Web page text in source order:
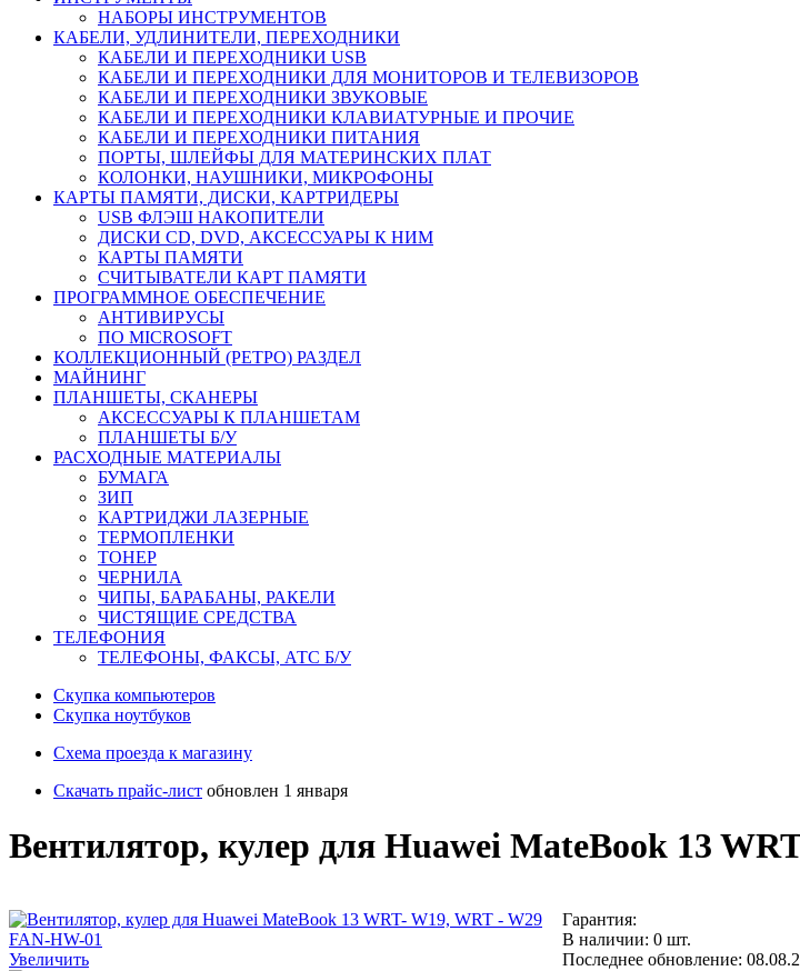
НАБОРЫ ИНСТРУМЕНТОВ
КАБЕЛИ, УДЛИНИТЕЛИ, ПЕРЕХОДНИКИ
КАБЕЛИ И ПЕРЕХОДНИКИ USB
КАБЕЛИ И ПЕРЕХОДНИКИ ДЛЯ МОНИТОРОВ И ТЕЛЕВИЗОРОВ
КАБЕЛИ И ПЕРЕХОДНИКИ ЗВУКОВЫЕ
КАБЕЛИ И ПЕРЕХОДНИКИ КЛАВИАТУРНЫЕ И ПРОЧИЕ
КАБЕЛИ И ПЕРЕХОДНИКИ ПИТАНИЯ
ПОРТЫ, ШЛЕЙФЫ ДЛЯ МАТЕРИНСКИХ ПЛАТ
КОЛОНКИ, НАУШНИКИ, МИКРОФОНЫ
КАРТЫ ПАМЯТИ, ДИСКИ, КАРТРИДЕРЫ
USB ФЛЭШ НАКОПИТЕЛИ
ДИСКИ CD, DVD, АКСЕССУАРЫ К НИМ
КАРТЫ ПАМЯТИ
СЧИТЫВАТЕЛИ КАРТ ПАМЯТИ
ПРОГРАММНОЕ ОБЕСПЕЧЕНИЕ
АНТИВИРУСЫ
ПО MICROSOFT
КОЛЛЕКЦИОННЫЙ (РЕТРО) РАЗДЕЛ
МАЙНИНГ
ПЛАНШЕТЫ, СКАНЕРЫ
АКСЕССУАРЫ К ПЛАНШЕТАМ
ПЛАНШЕТЫ Б/У
РАСХОДНЫЕ МАТЕРИАЛЫ
БУМАГА
ЗИП
КАРТРИДЖИ ЛАЗЕРНЫЕ
ТЕРМОПЛЕНКИ
ТОНЕР
ЧЕРНИЛА
ЧИПЫ, БАРАБАНЫ, РАКЕЛИ
ЧИСТЯЩИЕ СРЕДСТВА
ТЕЛЕФОНИЯ
ТЕЛЕФОНЫ, ФАКСЫ, АТС Б/У
Скупка компьютеров
Cкупка ноутбуков
Схема проезда к магазину
Скачать прайс-лист обновлен 1 января
Вентилятор, кулер для Huawei MateBook 13
Увеличить
Гарантия:
В наличии: 0 шт.
Последнее обновление: